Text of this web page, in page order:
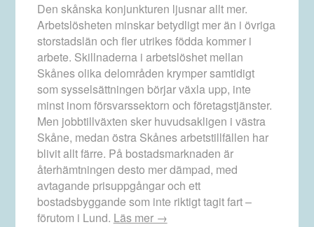
Den skånska konjunkturen ljusnar allt mer.
Arbetslösheten minskar betydligt mer än i övriga
storstadslän och fler utrikes födda kommer i
arbete. Skillnaderna i arbetslöshet mellan
Skånes olika delområden krymper samtidigt
som sysselsättningen börjar växla upp, inte
minst inom försvarssektorn och företagstjänster.
Men jobbtillväxten sker huvudsakligen i västra
Skåne, medan östra Skånes arbetstillfällen har
blivit allt färre. På bostadsmarknaden är
återhämtningen desto mer dämpad, med
avtagande prisuppgångar och ett
bostadsbyggande som inte riktigt tagit fart –
förutom i Lund. Läs mer →